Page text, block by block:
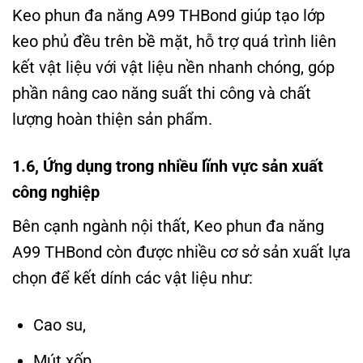
Keo phun đa năng A99 THBond giúp tạo lớp
keo phủ đều trên bề mặt, hỗ trợ quá trình liên
kết vật liệu với vật liệu nền nhanh chóng, góp
phần nâng cao năng suất thi công và chất
lượng hoàn thiện sản phẩm.
1.6, Ứng dụng trong nhiều lĩnh vực sản xuất
công nghiệp
Bên cạnh ngành nội thất, Keo phun đa năng
A99 THBond còn được nhiều cơ sở sản xuất lựa
chọn để kết dính các vật liệu như:
Cao su,